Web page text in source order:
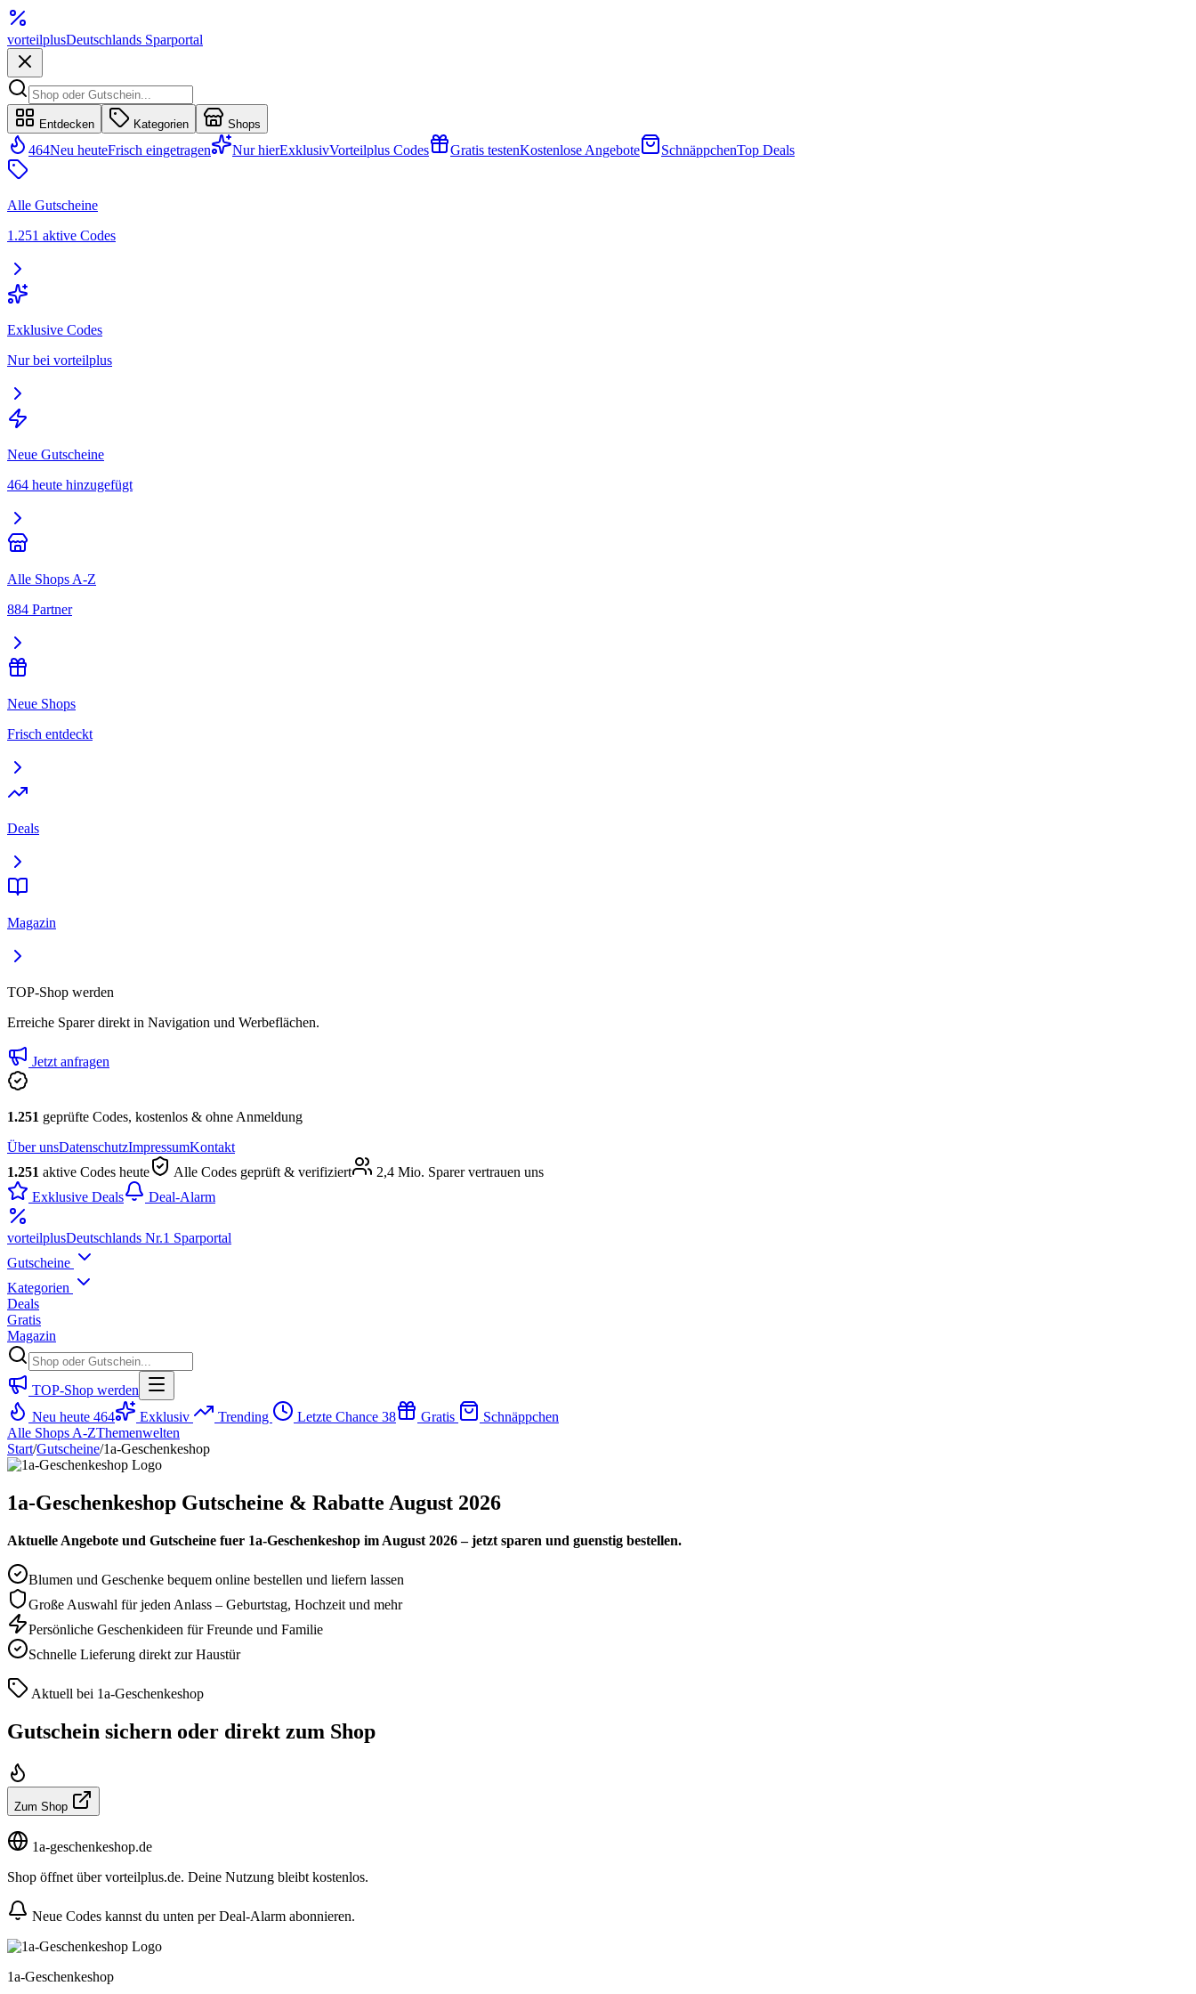
vorteilplusDeutschlands Sparportal
Entdecken Kategorien Shops
464Neu heuteFrisch eingetragen Nur hierExklusivVorteilplus Codes Gratis testenKostenlose Angebote SchnäppchenTop Deals
Alle Gutscheine
1.251 aktive Codes
Exklusive Codes
Nur bei vorteilplus
Neue Gutscheine
464 heute hinzugefügt
Alle Shops A-Z
884 Partner
Neue Shops
Frisch entdeckt
Deals
Magazin
TOP-Shop werden
Erreiche Sparer direkt in Navigation und Werbeflächen.
Jetzt anfragen
1.251 geprüfte Codes, kostenlos & ohne Anmeldung
Über unsDatenschutzImpressumKontakt
1.251 aktive Codes heute Alle Codes geprüft & verifiziert
2,4 Mio. Sparer vertrauen uns
Exklusive Deals
Deal-Alarm
vorteilplusDeutschlands Nr.1 Sparportal
Gutscheine
Kategorien
Deals
Gratis
Magazin
TOP-Shop werden
Neu heute 464 Exklusiv Trending Letzte Chance 38 Gratis
Schnäppchen
Alle Shops A-ZThemenwelten
Start/Gutscheine/1a-Geschenkeshop
1a-Geschenkeshop Gutscheine & Rabatte August 2026
Aktuelle Angebote und Gutscheine fuer 1a-Geschenkeshop im August 2026 – jetzt sparen und guenstig bestellen.
Blumen und Geschenke bequem online bestellen und liefern lassen
Große Auswahl für jeden Anlass – Geburtstag, Hochzeit und mehr
Persönliche Geschenkideen für Freunde und Familie
Schnelle Lieferung direkt zur Haustür
Aktuell bei 1a-Geschenkeshop
Gutschein sichern oder direkt zum Shop
Zum Shop
1a-geschenkeshop.de
Shop öffnet über vorteilplus.de. Deine Nutzung bleibt kostenlos.
Neue Codes kannst du unten per Deal-Alarm abonnieren.
1a-Geschenkeshop